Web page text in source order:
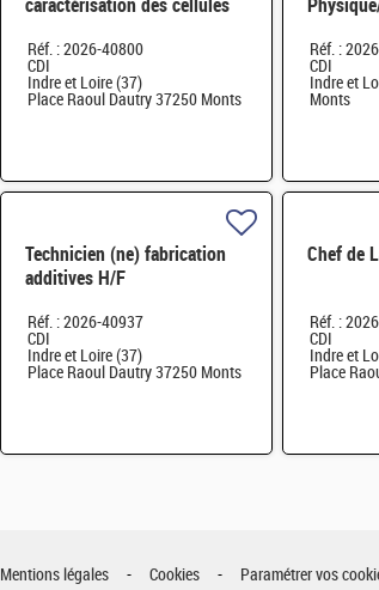
caractérisation des cellules
Réf. : 2026-40800
CDI
Indre et Loire (37)
Place Raoul Dautry 37250 Monts
Réf. :
CDI
Indre et
Monts
Technicien (ne) fabrication
additives H/F
Réf. : 2026-40937
CDI
Indre et Loire (37)
Place Raoul Dautry 37250 Monts
Chef de
Réf. :
CDI
Indre et
Place
Mentions légales Cookies Paramétrer vos